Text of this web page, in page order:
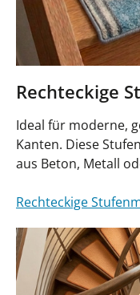
Rechteckige
Ideal für moderne,
Kanten. Diese
aus Beton, Metall
Rechteckige